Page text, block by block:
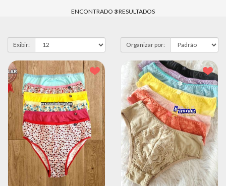
MODA
BEBÊ
MODA
EVANGÉLICA
MODA
FEMININA
MODA
FITNESS
MODA
GRIFE
ENCONTRADO 3RESULTADOS
Organizar por:
Exibir: